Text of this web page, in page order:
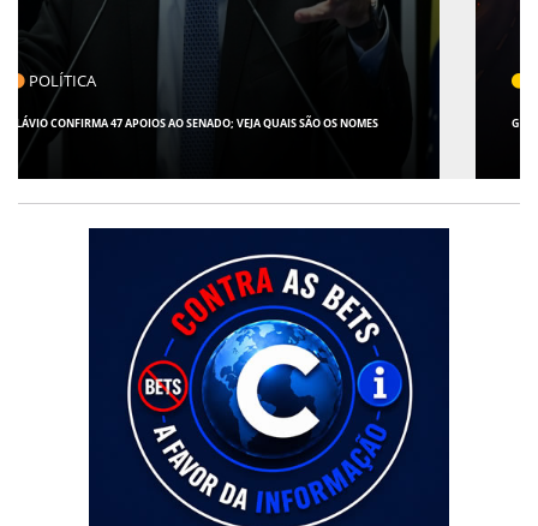
CLICK INDICA
GIRO POR SERGIPE, BRASIL E MUNDO - 07 DE AGOSTO DE 2026